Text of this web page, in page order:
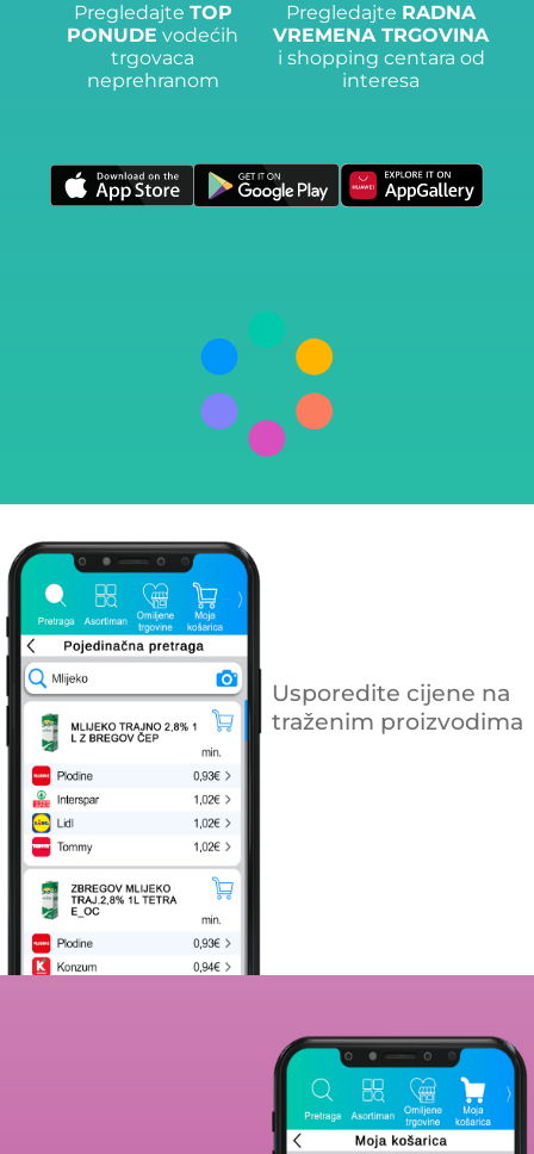
Pregledajte TOP
PONUDE vodećih
trgovaca
neprehranom
Pregledajte RADNA
VREMENA TRGOVINA
i shopping centara od
interesa
Usporedite cijene na
traženim proizvodima